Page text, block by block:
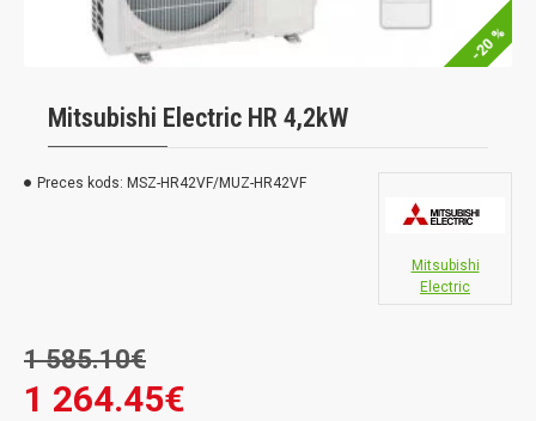
-20 %
Mitsubishi Electric HR 4,2kW
Preces kods: MSZ-HR42VF/MUZ-HR42VF
Mitsubishi
Electric
1 264.45€
1 585.10€